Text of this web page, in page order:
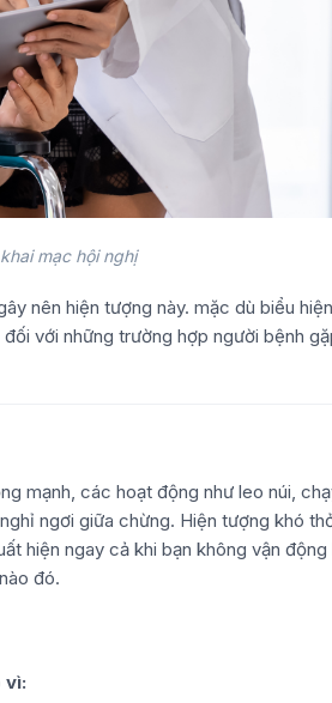
mạc hội nghị
nên hiện tượng này. mặc dù biểu
với những trường hợp người bệnh
mạnh, các hoạt động như leo núi,
ngơi giữa chừng. Hiện tượng khó
hiện ngay cả khi bạn không vận
đó.
vì: